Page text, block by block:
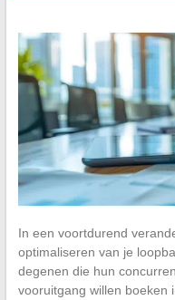
In een voortdurend
optimaliseren van je
degenen die hun
vooruitgang willen boeken